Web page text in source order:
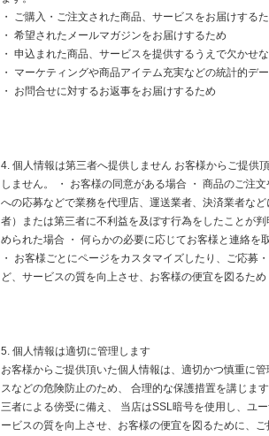
・ ご購入・ご注文された商品、サービスをお届けする
・ 希望されたメールマガジンをお届けするため
・ 申込まれた商品、サービスを提供するうえで欠かせ
・ マーケティングや商品アイテム充実などの統計的デ
・ お問合せに対するお返事をお届けするため
4. 個人情報は第三者へ提供しません お客様からご提供
しません。 ・ お客様の同意がある場合 ・ 商品のご注
への応募などで業務を代理店、運送業者、決済業者な
者）または第三者に不利益を及ぼす行為をしたことが
められた場合 ・ 何らかの必要に応じてお客様と連絡を
・ お客様ごとにページをカスタマイズしたり、ご応募
ど、サービスの質を向上させ、お客様の便宜を図るため
5. 個人情報は適切に管理します
お客様からご提供頂いた個人情報は、適切かつ慎重に
スなどの危険防止のため、 合理的な保護措置を講じま
三者による傍受に備え、 当店はSSL暗号を使用し、ユ
ービスの質を向上させ、お客様の便宜を図るために、